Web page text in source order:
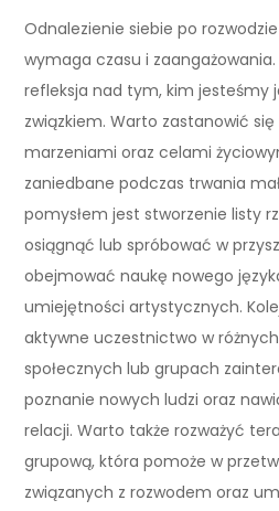
Odnalezienie siebie po
wymaga czasu i
refleksja nad tym, kim jesteśmy
związkiem. Warto zastanowić
marzeniami oraz celami
zaniedbane podczas trwania
pomysłem jest stworzenie listy
osiągnąć lub spróbować w
obejmować naukę nowego
umiejętności artystycznych.
aktywne uczestnictwo w
społecznych lub grupach
poznanie nowych ludzi oraz
relacji. Warto także rozważyć
grupową, która pomoże w
związanych z rozwodem oraz